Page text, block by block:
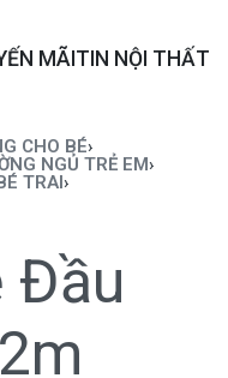
MÃI TIN NỘI THẤT
CHO BÉ›
NGỦ TRẺ EM›
TRAI›
Đầu